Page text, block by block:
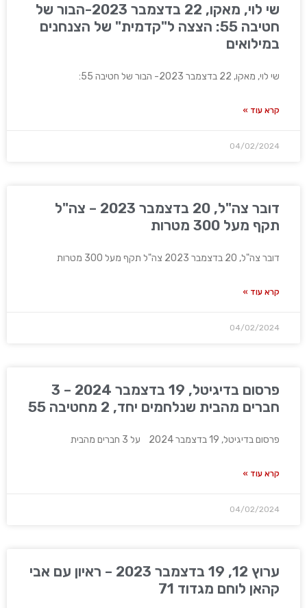
שי לוי, מאקו, 22 בדצמבר 2023-הבור של
חטיבה 55: הצצה ל"קדמית" של הצנחנים
במילואים
שי לוי, מאקו, 22 בדצמבר 2023- הבור של חטיבה 55:
קרא עוד »
04/02/2024
דובר צה"ל, 20 בדצמבר 2023 – צה"ל
תקף מעל 300 מטרות
דובר צה"ל, 20 בדצמבר 2023 צה"ל תקף מעל 300 מטרות
קרא עוד »
04/02/2024
פרסום בדיגיטל, 19 בדצמבר 2024 – 3
חברים מהבית שנלחמים יחד, 2 מחטיבה 55
פרסום בדיגיטל, 19 בדצמבר 2024 על 3 חברים מהבית
קרא עוד »
04/02/2024
ערוץ 12, 19 בדצמבר 2023 – ראיון עם אבי
קהאן לוחם מגדוד 71